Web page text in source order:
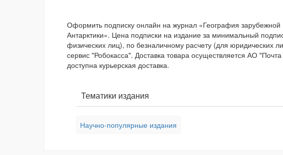
Оформить подписку онлайн на журнал «География
Антарктики». Цена подписки на издание за минимальный
физических лиц), по безналичному расчету (для юридических
сервис "Робокасса". Доставка товара осуществляется АО
доступна курьерская доставка.
Тематики издания
Научно-популярные издания